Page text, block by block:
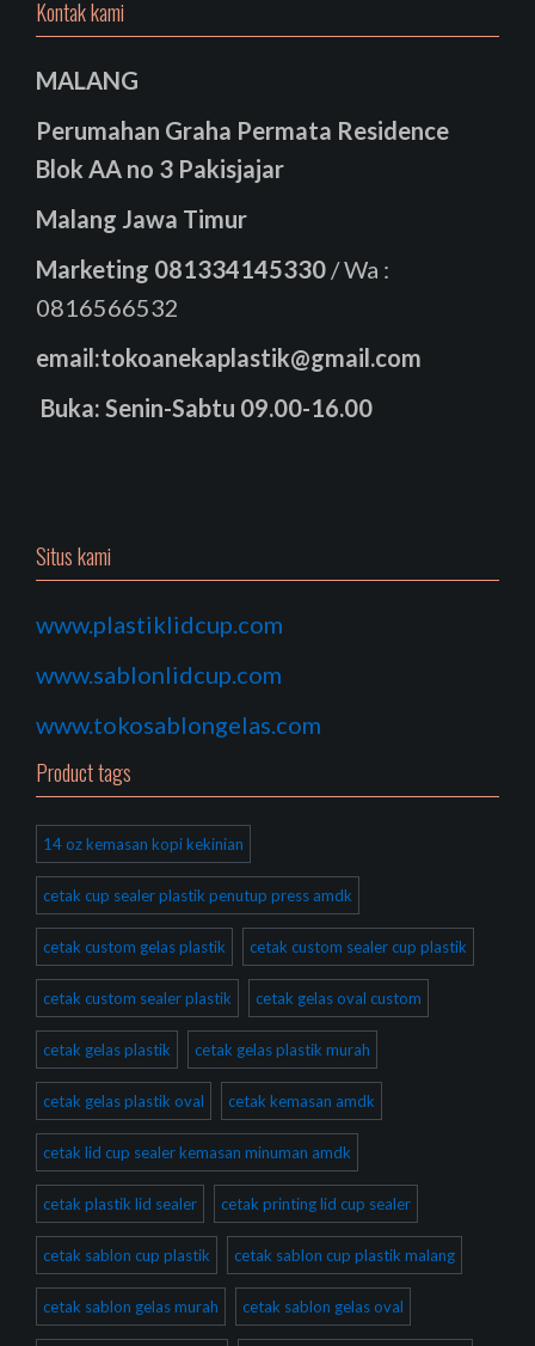
Kontak kami
MALANG
Perumahan Graha Permata Residence
Blok AA no 3 Pakisjajar
Malang Jawa Timur
Marketing 081334145330 / Wa :
0816566532
email:tokoanekaplastik@gmail.com
Buka: Senin-Sabtu 09.00-16.00
Situs kami
www.plastiklidcup.com
www.sablonlidcup.com
www.tokosablongelas.com
Product tags
14 oz kemasan kopi kekinian
cetak cup sealer plastik penutup press amdk
cetak custom gelas plastik cetak custom sealer cup plastik
cetak custom sealer plastik cetak gelas oval custom
cetak gelas plastik cetak gelas plastik murah
cetak gelas plastik oval cetak kemasan amdk
cetak lid cup sealer kemasan minuman amdk
cetak plastik lid sealer cetak printing lid cup sealer
cetak sablon cup plastik cetak sablon cup plastik malang
cetak sablon gelas murah cetak sablon gelas oval